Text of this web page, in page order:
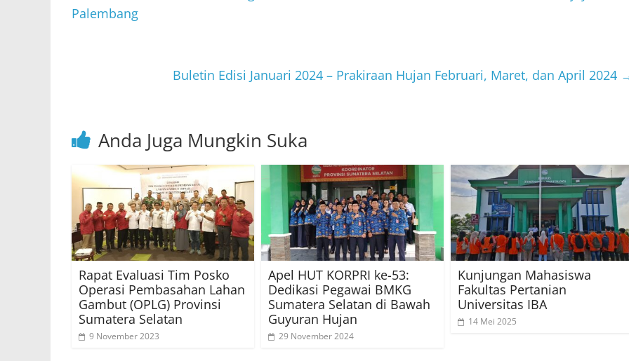
A
k
Palembang
Buletin Edisi Januari 2024 – Prakiraan Hujan Februari, Maret, dan April 2024
Anda Juga Mungkin Suka
Rapat Evaluasi Tim Posko
Operasi Pembasahan Lahan
Gambut (OPLG) Provinsi
Sumatera Selatan
9 November 2023
Apel HUT KORPRI ke-53:
Dedikasi Pegawai BMKG
Sumatera Selatan di Bawah
Guyuran Hujan
29 November 2024
Kunjungan Mahasiswa
Fakultas Pertanian
Universitas IBA
14 Mei 2025